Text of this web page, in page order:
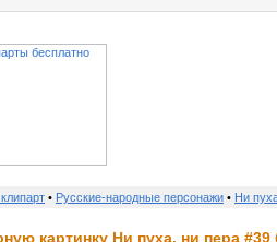
• Русские-народные персонажи • Ни
картинку Ни пуха, ни пера #39